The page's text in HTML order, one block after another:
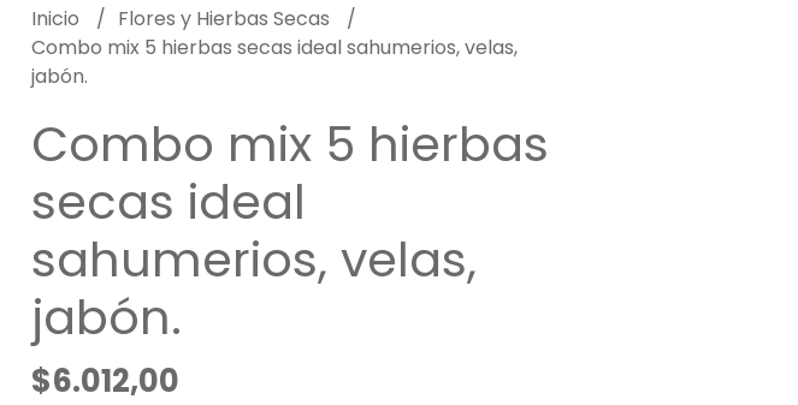
Inicio
Flores y Hierbas Secas
Combo mix 5 hierbas secas ideal sahumerios, velas,
jabón.
Combo mix 5 hierbas
secas ideal
sahumerios, velas,
jabón.
$6.012,00